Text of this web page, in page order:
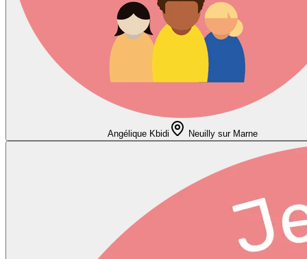
Angélique Kbidi Neuilly sur Marne